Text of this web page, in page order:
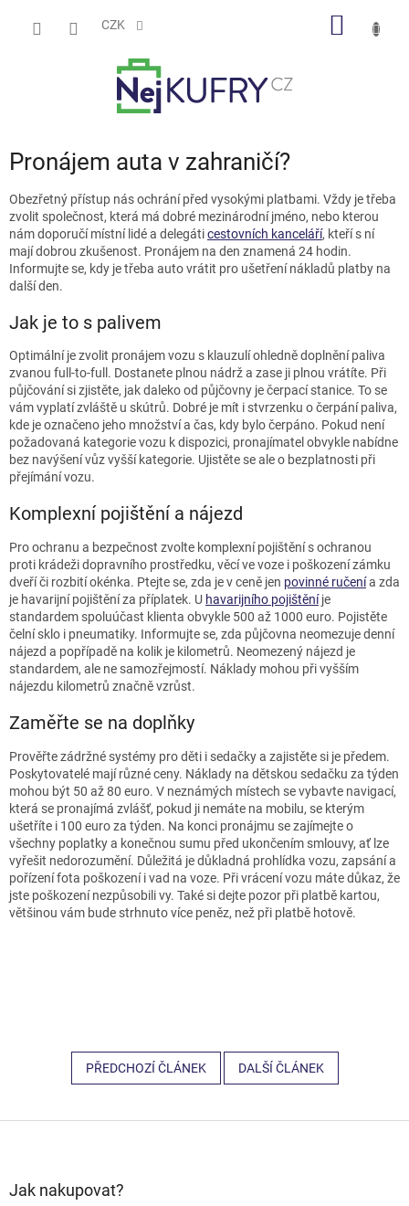
CZK
Pronájem auta v zahraničí?
Obezřetný přístup nás ochrání před vysokými platbami. Vždy je třeba
zvolit společnost, která má dobré mezinárodní jméno, nebo kterou
nám doporučí místní lidé a delegáticestovních kanceláří, kteří s ní
mají dobrou zkušenost. Pronájem na den znamená 24 hodin.
Informujte se, kdy je třeba auto vrátit pro ušetření nákladů platby na
další den.
Jak je to s palivem
Optimální je zvolit pronájem vozu s klauzulí ohledně doplnění paliva
zvanou full-to-full. Dostanete plnou nádrž a zase ji plnou vrátíte. Při
půjčování si zjistěte, jak daleko od půjčovny je čerpací stanice. To se
vám vyplatí zvláště u skútrů. Dobré je mít i stvrzenku o čerpání paliva,
kde je označeno jeho množství a čas, kdy bylo čerpáno. Pokud není
požadovaná kategorie vozu k dispozici, pronajímatel obvykle nabídne
bez navýšení vůz vyšší kategorie. Ujistěte se ale o bezplatnosti při
přejímání vozu.
Komplexní pojištění a nájezd
Pro ochranu a bezpečnost zvolte komplexní pojištění s ochranou
proti krádeži dopravního prostředku, věcí ve voze i poškození zámku
dveří či rozbití okénka. Ptejte se, zda je v ceně jen povinné ručenía zda
je havarijní pojištění za příplatek. U havarijního pojištěníje
standardem spoluúčast klienta obvykle 500 až 1000 euro. Pojistěte
čelní sklo i pneumatiky. Informujte se, zda půjčovna neomezuje denní
nájezd a popřípadě na kolik je kilometrů. Neomezený nájezd je
standardem, ale ne samozřejmostí. Náklady mohou při vyšším
nájezdu kilometrů značně vzrůst.
Zaměřte se na doplňky
Prověřte zádržné systémy pro děti i sedačky a zajistěte si je předem.
Poskytovatelé mají různé ceny. Náklady na dětskou sedačku za týden
mohou být 50 až 80 euro. V neznámých místech se vybavte navigací,
která se pronajímá zvlášť, pokud ji nemáte na mobilu, se kterým
ušetříte i 100 euro za týden. Na konci pronájmu se zajímejte o
všechny poplatky a konečnou sumu před ukončením smlouvy, ať lze
vyřešit nedorozumění. Důležitá je důkladná prohlídka vozu, zapsání a
pořízení fota poškození i vad na voze. Při vrácení vozu máte důkaz, že
jste poškození nezpůsobili vy. Také si dejte pozor při platbě kartou,
většinou vám bude strhnuto více peněz, než při platbě hotově.
PŘEDCHOZÍ ČLÁNEK DALŠÍ ČLÁNEK
Jak nakupovat?